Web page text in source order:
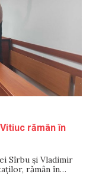
rămân în
Sîrbu și Vladimir
rămân în